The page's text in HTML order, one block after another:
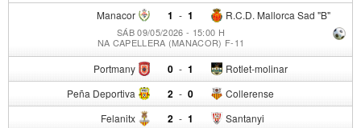
Manacor 1 - R.C.D. Mallorca Sad "B"
1
SÁB 09/05/2026 - 15:00 H
NA CAPELLERA (MANACOR) F-11
Portmany 0 - Rotlet-molinar
1
Peña Deportiva 2 - Collerense
0
Felanitx 2 - Santanyi
1